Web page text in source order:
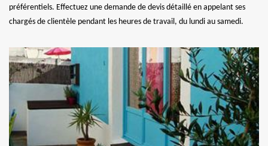
préférentiels. Effectuez une demande de devis détaillé en appelant ses
chargés de clientèle pendant les heures de travail, du lundi au samedi.